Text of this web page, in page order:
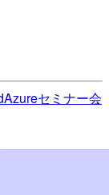
Azureセミナー会